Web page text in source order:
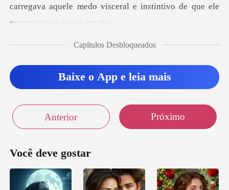
carregava aquele medo
ecompor, arru
Capítulos Desbloqueados
Baixe o App e leia mais
Anterior Próximo
Você deve gostar